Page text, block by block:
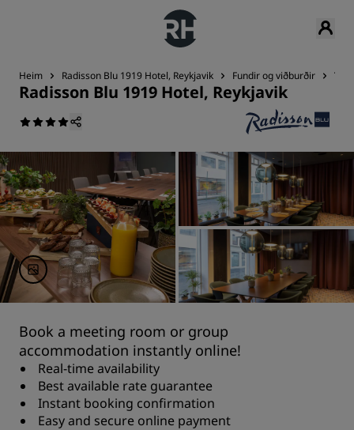
Heim Radisson Blu 1919 Hotel, Reykjavik Fundir og viðburðir
Radisson Blu 1919 Hotel, Reykjavik
Book a meeting room or group
accommodation instantly online!
Real-time availability
Best available rate guarantee
Instant booking confirmation
Easy and secure online payment